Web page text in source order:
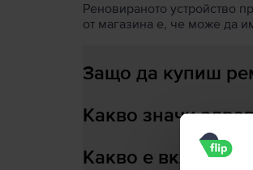
Реновираното устройство
от магазина е, че може да
Защо да купиш
Какво значи
Какво е включено